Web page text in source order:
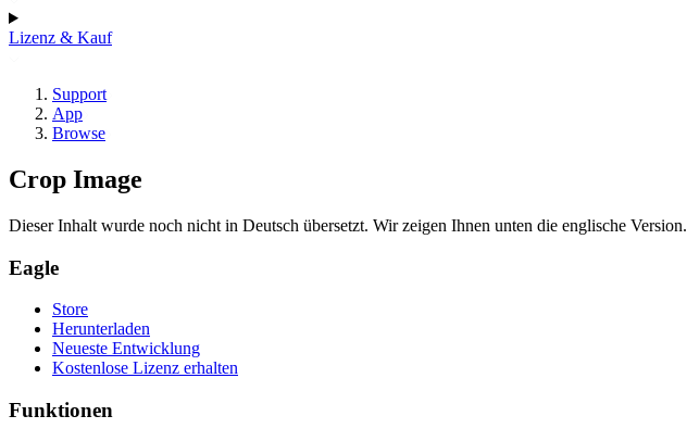
Lizenz & Kauf
Support
App
Browse
Crop Image
Dieser Inhalt wurde noch nicht in Deutsch übersetzt. Wir zeigen Ihnen unten die englische Version.
Eagle
Store
Herunterladen
Neueste Entwicklung
Kostenlose Lizenz erhalten
Funktionen